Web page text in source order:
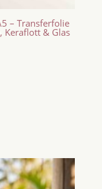
– Transferfolie
Keraflott & Glas